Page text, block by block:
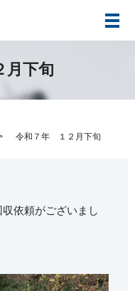
メ
下旬
令和７年 １２月下旬
依頼がございまし